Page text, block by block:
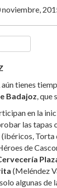
noviembre,
tienes
Badajoz, que
en la
las tapas
(ibéricos, Torta
de
(Meléndez
algunas